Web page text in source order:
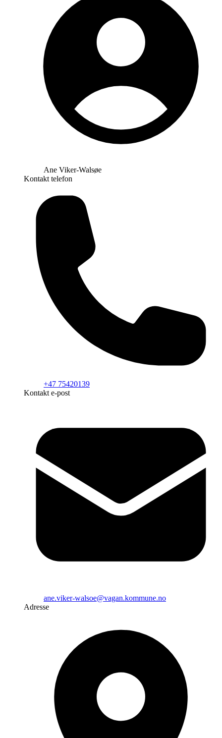
Ane Viker-Walsøe
Kontakt telefon
+47 75420139
Kontakt e-post
ane.viker-walsoe@vagan.kommune.no
Adresse